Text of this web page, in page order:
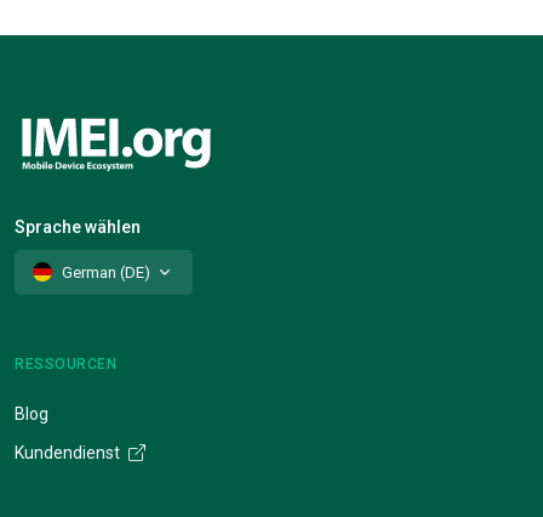
Sprache wählen
German (DE)
RESSOURCEN
Blog
Kundendienst